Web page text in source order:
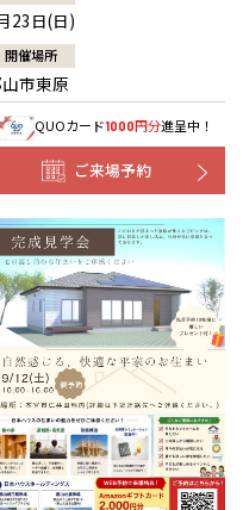
23日(日)
開催場所
市東原
QUOカード1000円分進呈中！
ご来場予約